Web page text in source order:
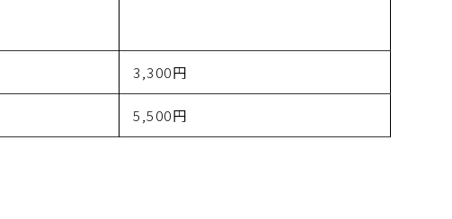
3,300円
5,500円